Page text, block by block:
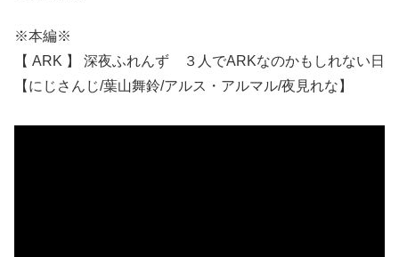
※本編※
【 ARK 】 深夜ふれんず ３人でARKなのかもしれない日
【にじさんじ/葉山舞鈴/アルス・アルマル/夜見れな】